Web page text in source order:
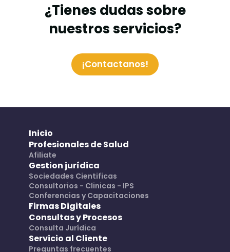
¿Tienes dudas sobre
nuestros servicios?
¡Contactanos!
Inicio
Profesionales de Salud
Afiliate
Gestion jurídica
Sociedades Cientificas
Consultorios - Clinicas - IPS
Conferencias y Capacitaciones
Firmas Digitales
Consultas y Procesos
Consulta Jurídica
Servicio al Cliente
Preguntas frecuentes